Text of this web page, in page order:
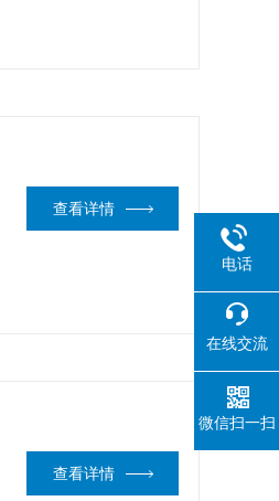
查看详情
查看详情
电话
在线交流
微信扫一扫